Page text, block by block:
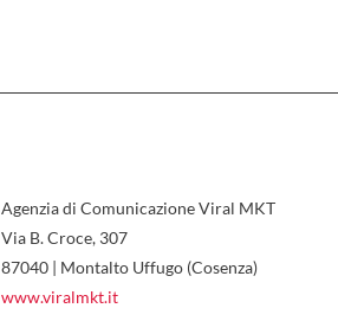
Agenzia di Comunicazione Viral MKT
Via B. Croce, 307
87040 | Montalto Uffugo (Cosenza)
www.viralmkt.it